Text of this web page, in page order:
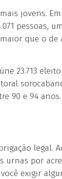
jovens. Em
pessoas,
que o de
23.713
90 e 94
legal.
urnas por
exigir